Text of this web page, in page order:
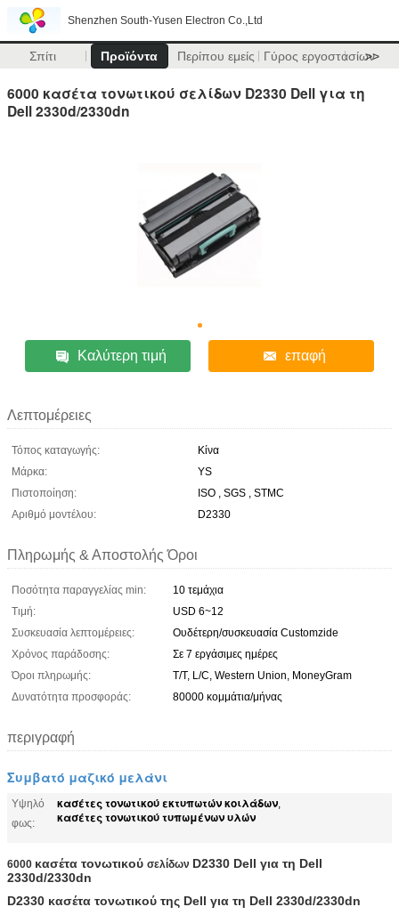
Shenzhen South-Yusen Electron Co.,Ltd
Σπίτι Προϊόντα Περίπου εμείς Γύρος εργοστασίων
>>
6000 κασέτα τονωτικού σελίδων D2330 Dell για τη
Dell 2330d/2330dn
Καλύτερη τιμή επαφή
Λεπτομέρειες
Τόπος καταγωγής:
Κίνα
Μάρκα:
YS
Πιστοποίηση:
ISO , SGS , STMC
Αριθμό μοντέλου:
D2330
Πληρωμής & Αποστολής Όροι
Ποσότητα παραγγελίας min:
10 τεμάχια
Τιμή:
USD 6~12
Συσκευασία λεπτομέρειες:
Ουδέτερη/συσκευασία Customzide
Χρόνος παράδοσης:
Σε 7 εργάσιμες ημέρες
Όροι πληρωμής:
T/T, L/C, Western Union, MoneyGram
Δυνατότητα προσφοράς:
80000 κομμάτια/μήνας
περιγραφή
Συμβατό μαζικό μελάνι
Υψηλό
φως:
κασέτες τονωτικού εκτυπωτών κοιλάδων,
κασέτες τονωτικού τυπωμένων υλών
6000 κασέτα τονωτικού σελίδων D2330 Dell για τη Dell
2330d/2330dn
D2330 κασέτα τονωτικού της Dell για τη Dell 2330d/2330dn